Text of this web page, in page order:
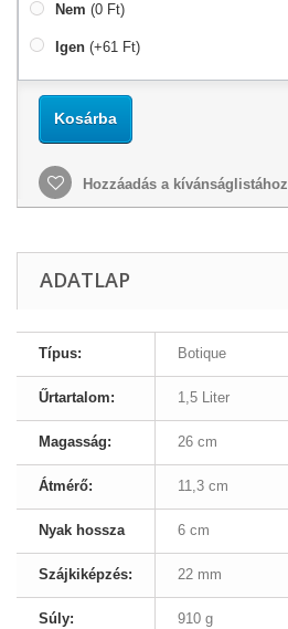
Nem (0 Ft)
Igen (+61 Ft)
Kosárba
Hozzáadás a kívánságlistához
ADATLAP
Típus: Botique
Űrtartalom: 1,5 Liter
Magasság: 26 cm
Átmérő: 11,3 cm
Nyak hossza 6 cm
Szájkiképzés: 22 mm
Súly: 910 g